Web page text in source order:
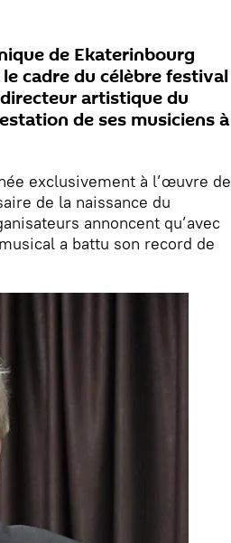
de Ekaterinbourg
le cadre du célèbre festival
artistique du
de ses musiciens à
exclusivement à l’œuvre de
de la naissance du
annoncent qu’avec
a battu son record de